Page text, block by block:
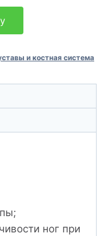
и костная система
ног при